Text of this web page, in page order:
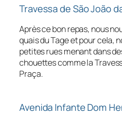
Travessa de São João
Après ce bon repas, nous
quais du Tage et pour cela,
petites rues menant dans
chouettes comme la
Praça.
Avenida Infante Dom